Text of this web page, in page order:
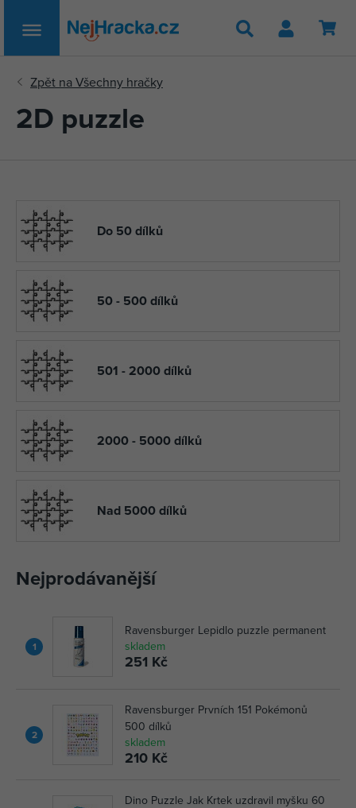
Hledat
2D puzzle
Do 50 dílků
50 - 500 dílků
501 - 2000 dílků
2000 - 5000 dílků
Nad 5000 dílků
Nejprodávanější
1
Ravensburger Lepidlo puzzle permanent
skladem
251 Kč
2
Ravensburger Prvních 151 Pokémonů
500 dílků
skladem
210 Kč
Dino Puzzle Jak Krtek uzdravil myšku 60